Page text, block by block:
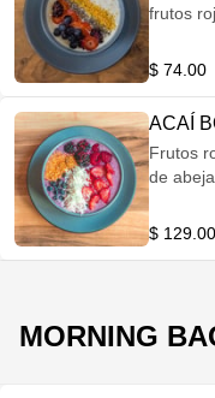
frutos
$ 74.00
ACAÍ
Frutos
de
$ 129.00
MORNING